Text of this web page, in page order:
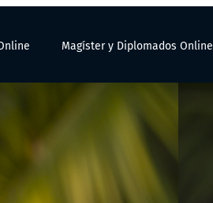
Magíster y Diplomados Online